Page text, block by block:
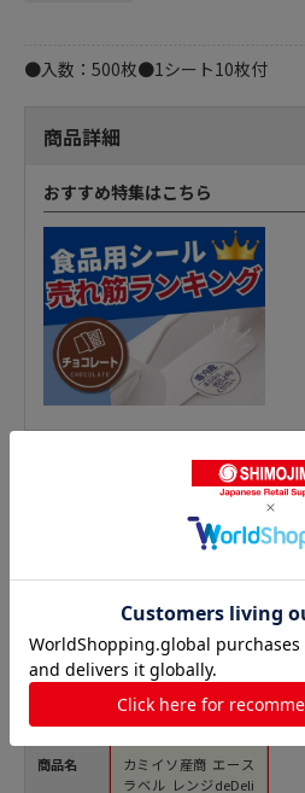
●入数：500枚●1シート10枚付
商品詳細
おすすめ特集はこちら
惣菜シールの人気商品との比較
商品名
カミイソ産商 エース
ラベル レンジdeDeli